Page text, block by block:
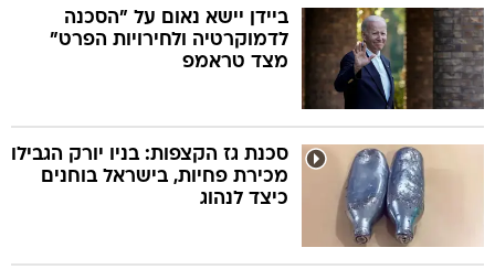
ביידן יישא נאום על "הסכנה
לדמוקרטיה ולחירויות הפרט"
מצד טראמפ
סכנת גז הקצפות: בניו יורק הגבילו
מכירת פחיות, בישראל בוחנים
כיצד לנהוג